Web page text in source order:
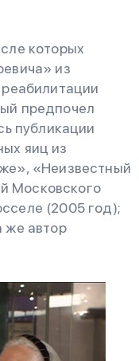
которых
из
предпочел
публикации
яиц из
«Неизвестный
Московского
(2005 год);
же автор